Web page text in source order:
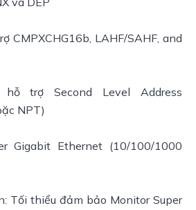
CMPXCHG16b, LAHF/SAHF, and
trợ Second Level Address
NPT)
Gigabit Ethernet (10/100/1000
Tối thiểu đảm bảo Monitor Super